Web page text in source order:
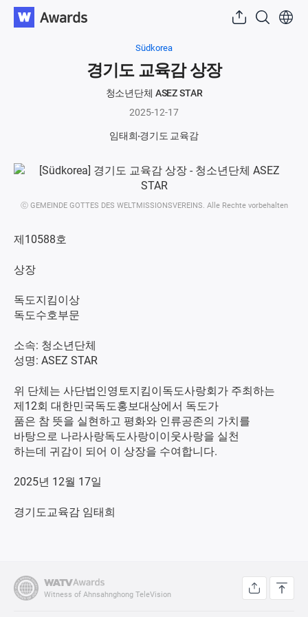
Südkorea
경기도 교육감 상장
청소년단체 ASEZ STAR
2025-12-17
임태희 경기도 교육감
ⓒ GEMEINDE GOTTES DES WELTMISSIONSVEREINS. Alle Rechte vorbehalten
제10588호
상장
독도지킴이상
독도수호부문
소속: 청소년단체
성명: ASEZ STAR
위 단체는 사단법인영토지킴이독도사랑회가 주최하는
제12회 대한민국독도홍보대상에서 독도가
품은 참 뜻을 실현하고 평화와 인류공존의 가치를
바탕으로 나라사랑독도사랑이이웃사랑을 실천
하는데 귀감이 되어 이 상장을 수여합니다.
2025년 12월 17일
경기도교육감 임태희
Witness of Ahnsahnghong TeleVision